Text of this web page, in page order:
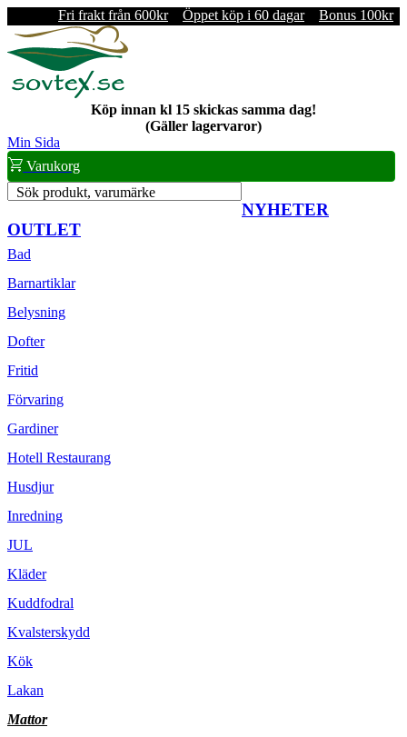
Fri frakt från 600kr Öppet köp i 60 dagar Bonus 100kr
Köp innan kl 15 skickas samma dag!
(Gäller lagervaror)
Min Sida
Varukorg
Sök produkt, varumärke
NYHETER
OUTLET
Bad
Barnartiklar
Belysning
Dofter
Fritid
Förvaring
Gardiner
Hotell Restaurang
Husdjur
Inredning
JUL
Kläder
Kuddfodral
Kvalsterskydd
Kök
Lakan
Mattor